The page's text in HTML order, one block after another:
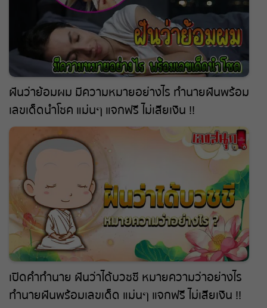
ฝันว่าย้อมผม มีความหมายอย่างไร ทำนายฝันพร้อม
เลขเด็ดนำโชค แม่นๆ แจกฟรี ไม่เสียเงิน !!
เปิดคำทำนาย ฝันว่าได้บวชชี หมายความว่าอย่างไร
ทำนายฝันพร้อมเลขเด็ด แม่นๆ แจกฟรี ไม่เสียเงิน !!